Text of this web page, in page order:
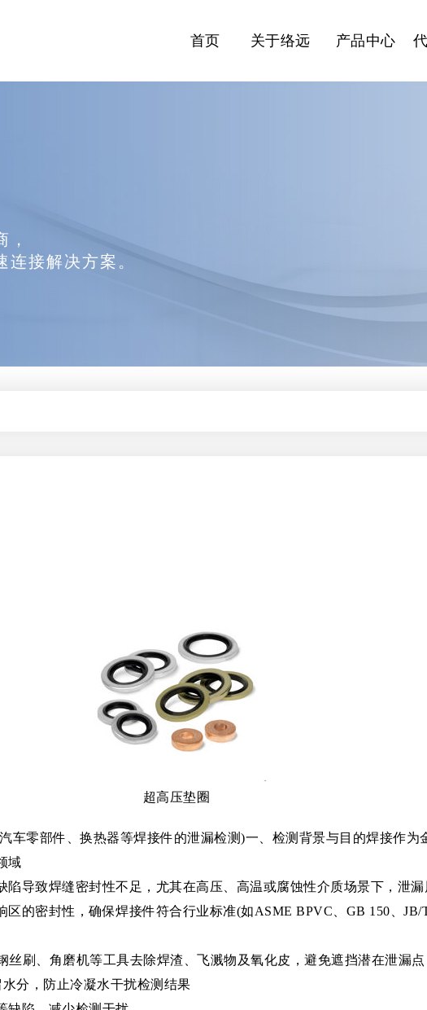
首页 关于络远 产品中心
接解决方案。
超高压垫圈
车零部件、换热器等焊接件的泄漏检测)一、检测背景与目的焊接作为
域
导致焊缝密封性不足，尤其在高压、高温或腐蚀性介质场景下，泄
的密封性，确保焊接件符合行业标准(如ASME BPVC、GB 150、
丝刷、角磨机等工具去除焊渣、飞溅物及氧化皮，避免遮挡潜在泄漏点
分，防止冷凝水干扰检测结果